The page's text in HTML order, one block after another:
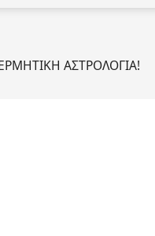
ΑΣΤΡΟΛΟΓΙΑ!